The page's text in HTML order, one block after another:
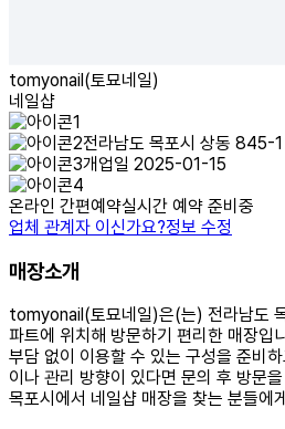
tomyonail(토묘네일)
네일샵
전라남도 목포시 상동 845-
개업일 2025-01-15
온라인 간편예약실시간 예약 준비중
업체 관계자 이신가요?정보 수정
매장소개
tomyonail(토묘네일)은(는) 전라남도
파트에 위치해 방문하기 편리한 매장입
부담 없이 이용할 수 있는 구성을 준비
이나 관리 방향이 있다면 문의 후 방문
목포시에서 네일샵 매장을 찾는 분들에